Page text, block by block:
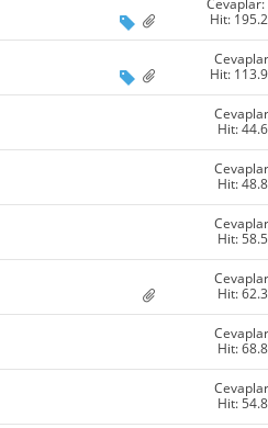
Cevaplar:
Hit:
Hit:
Hit:
Hit:
Hit:
Hit:
Hit:
Hit: